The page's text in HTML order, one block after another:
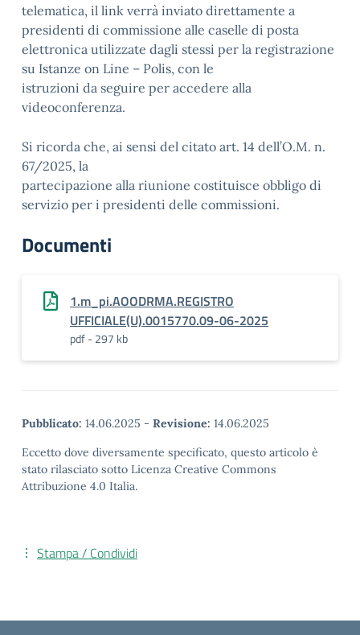
telematica, il link verrà inviato direttamente a
presidenti di commissione alle caselle di posta
elettronica utilizzate dagli stessi per la registrazione
su Istanze on Line – Polis, con le
istruzioni da seguire per accedere alla
videoconferenza.
Si ricorda che, ai sensi del citato art. 14 dell’O.M. n.
67/2025, la
partecipazione alla riunione costituisce obbligo di
servizio per i presidenti delle commissioni.
Documenti
1.m_pi.AOODRMA.REGISTRO
UFFICIALE(U).0015770.09-06-2025
pdf - 297 kb
Pubblicato: 14.06.2025 - Revisione: 14.06.2025
Eccetto dove diversamente specificato, questo articolo è
stato rilasciato sotto Licenza Creative Commons
Attribuzione 4.0 Italia.
Stampa / Condividi